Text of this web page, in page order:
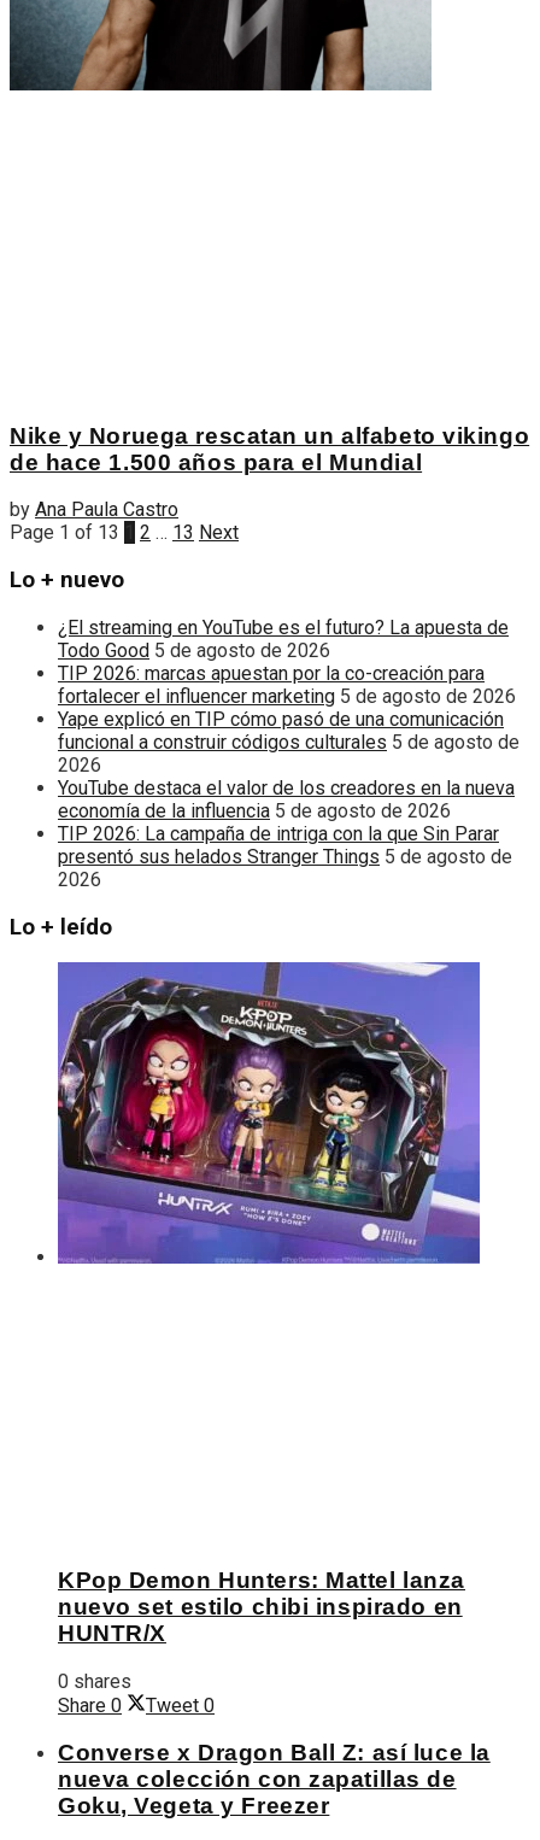
Nike y Noruega rescatan un alfabeto vikingo
de hace 1.500 años para el Mundial
by Ana Paula Castro
Page 1 of 13
2 … 13 Next
Lo + nuevo
¿El streaming en YouTube es el futuro? La apuesta de
Todo Good 5 de agosto de 2026
TIP 2026: marcas apuestan por la co-creación para
fortalecer el influencer marketing 5 de agosto de 2026
Yape explicó en TIP cómo pasó de una comunicación
funcional a construir códigos culturales 5 de agosto de
2026
YouTube destaca el valor de los creadores en la nueva
economía de la influencia 5 de agosto de 2026
TIP 2026: La campaña de intriga con la que Sin Parar
presentó sus helados Stranger Things 5 de agosto de
2026
Lo + leído
KPop Demon Hunters: Mattel lanza
nuevo set estilo chibi inspirado en
HUNTR/X
0 shares
Share 0 Tweet 0
Converse x Dragon Ball Z: así luce la
nueva colección con zapatillas de
Goku, Vegeta y Freezer